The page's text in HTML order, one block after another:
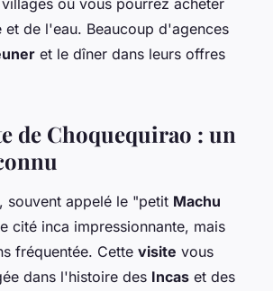
et de l'eau. Beaucoup d'agences
et le dîner dans leurs offres
de Choquequirao : un
, souvent appelé le "petit Machu
cité inca impressionnante, mais
fréquentée. Cette visite vous
dans l'histoire des Incas et des